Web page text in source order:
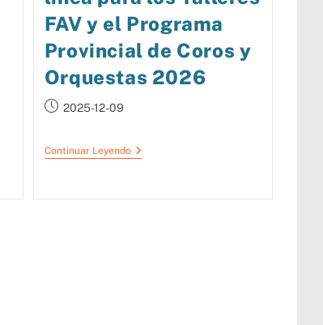
FAV y el Programa
Provincial de Coros y
Orquestas 2026
2025-12-09
Continuar Leyendo